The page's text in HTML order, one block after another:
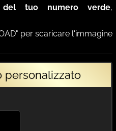
tuo numero verde,
per scaricare l'immagine
personalizzato